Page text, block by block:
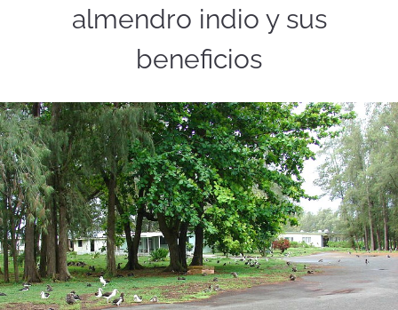
almendro indio y sus
beneficios